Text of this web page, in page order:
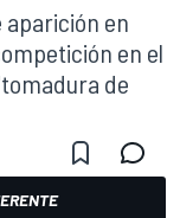
aparición en
en el
de